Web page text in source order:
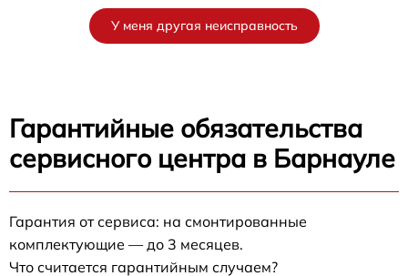
У меня другая неисправность
Гарантийные обязательства
сервисного центра в Барнауле
Гарантия от сервиса: на смонтированные
комплектующие — до 3 месяцев.
Что считается гарантийным случаем?